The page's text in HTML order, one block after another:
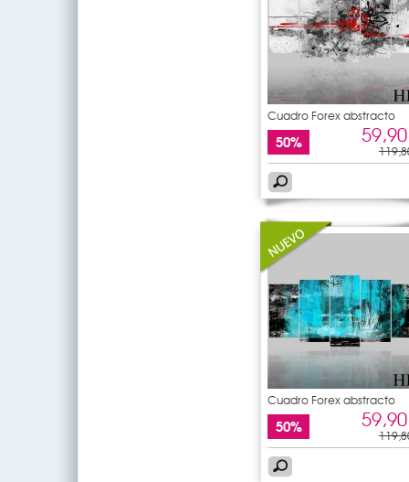
Cuadro Forex abstracto
50%
Cuadro Forex abstracto
50%